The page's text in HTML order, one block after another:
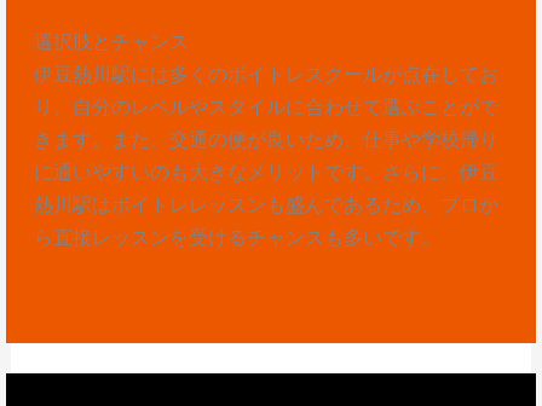
選択肢とチャンス
伊豆熱川駅には多くのボイトレスクールが点在してお
り、自分のレベルやスタイルに合わせて選ぶことがで
きます。また、交通の便が良いため、仕事や学校帰り
に通いやすいのも大きなメリットです。さらに、伊豆
熱川駅はボイトレレッスンも盛んであるため、プロか
ら直接レッスンを受けるチャンスも多いです。